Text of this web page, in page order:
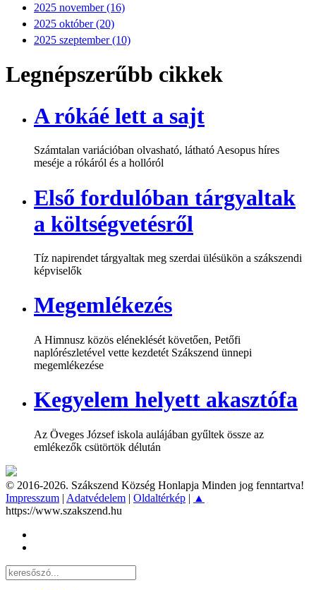
2025 november (16)
2025 október (20)
2025 szeptember (10)
Legnépszerűbb cikkek
A rókáé lett a sajt
Számtalan variációban olvasható, látható Aesopus híres
meséje a rókáról és a hollóról
Első fordulóban tárgyaltak
a költségvetésről
Tíz napirendet tárgyaltak meg szerdai ülésükön a szákszendi
képviselők
Megemlékezés
A Himnusz közös eléneklését követően, Petőfi
naplórészletével vette kezdetét Szákszend ünnepi
megemlékezése
Kegyelem helyett akasztófa
Az Öveges József iskola aulájában gyűltek össze az
emlékezők csütörtök délután
© 2016-2026. Szákszend Község Honlapja Minden jog fenntartva!
Impresszum | Adatvédelem | Oldaltérkép | ▲
https://www.szakszend.hu